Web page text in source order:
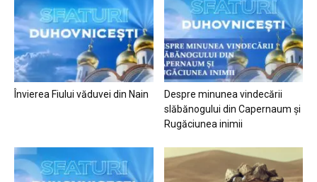
Învierea Fiului văduvei din Nain
Despre minunea vindecării
slăbănogului din Capernaum și
Rugăciunea inimii